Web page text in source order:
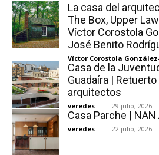
La casa del
The Box, Upper
Víctor Corostola
José Benito
Víctor Corostola
Casa de la
Guadaíra |
arquitectos
veredes - 29 julio, 2026
Casa Parche |
veredes - 22 julio, 2026